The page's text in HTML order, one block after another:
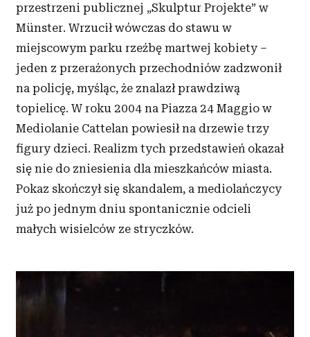
przestrzeni publicznej „Skulptur Projekte” w
Münster. Wrzucił wówczas do stawu w
miejscowym parku rzeźbę martwej kobiety –
jeden z przerażonych przechodniów zadzwonił
na policję, myśląc, że znalazł prawdziwą
topielicę. W roku 2004 na Piazza 24 Maggio w
Mediolanie Cattelan powiesił na drzewie trzy
figury dzieci. Realizm tych przedstawień okazał
się nie do zniesienia dla mieszkańców miasta.
Pokaz skończył się skandalem, a mediolańczycy
już po jednym dniu spontanicznie odcieli
małych wisielców ze stryczków.